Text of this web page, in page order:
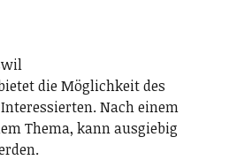
die Möglichkeit des
Nach einem
Thema, kann ausgiebig